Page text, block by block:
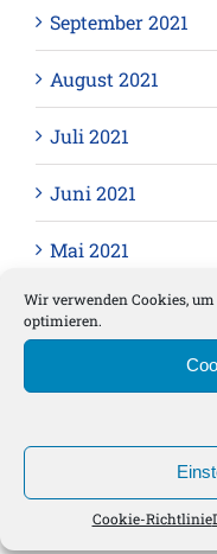
Wir verwenden Cookies,
optimieren.
Cookie-Richtlinie
September 2021
August 2021
Juli 2021
Juni 2021
Mai 2021
April 2021
November 2020